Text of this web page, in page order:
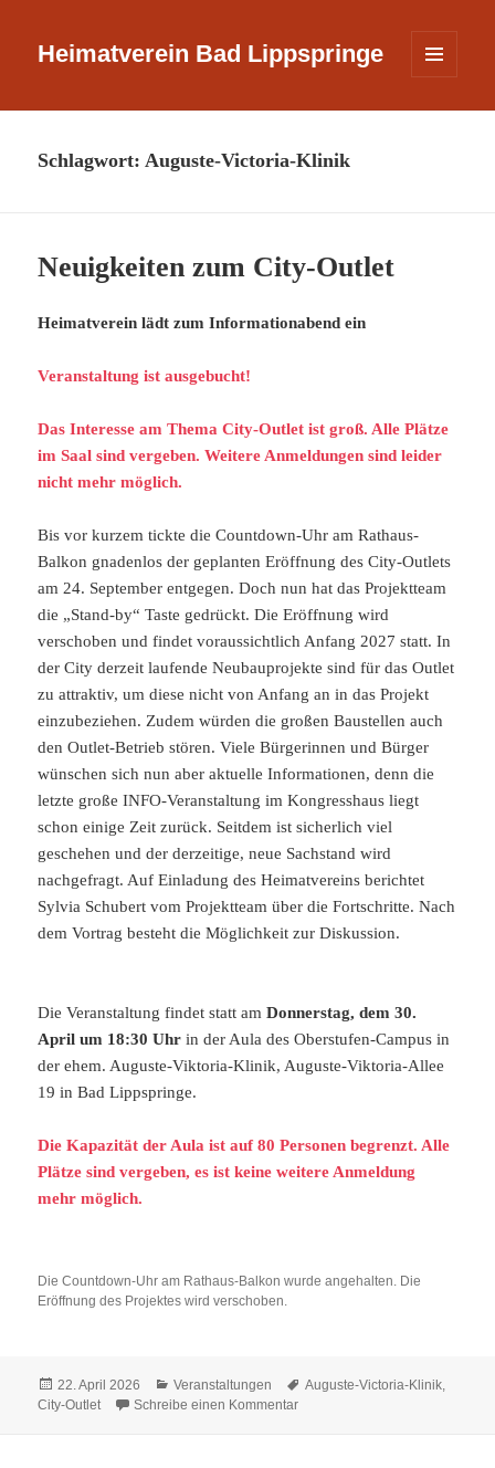
Heimatverein Bad Lippspringe
WIDGETS
Schlagwort:Auguste-Victoria-Klinik
Neuigkeiten zum City-Outlet
Heimatverein lädt zum Informationabend ein
Veranstaltung ist ausgebucht!
Das Interesse am Thema City-Outlet ist groß. Alle Plätze
im Saal sind vergeben. Weitere Anmeldungen sind leider
nicht mehr möglich.
Bis vor kurzem tickte die Countdown-Uhr am Rathaus-
Balkon gnadenlos der geplanten Eröffnung des City-Outlets
am 24. September entgegen. Doch nun hat das Projektteam
die „Stand-by“ Taste gedrückt. Die Eröffnung wird
verschoben und findet voraussichtlich Anfang 2027 statt. In
der City derzeit laufende Neubauprojekte sind für das Outlet
zu attraktiv, um diese nicht von Anfang an in das Projekt
einzubeziehen. Zudem würden die großen Baustellen auch
den Outlet-Betrieb stören. Viele Bürgerinnen und Bürger
wünschen sich nun aber aktuelle Informationen, denn die
letzte große INFO-Veranstaltung im Kongresshaus liegt
schon einige Zeit zurück. Seitdem ist sicherlich viel
geschehen und der derzeitige, neue Sachstand wird
nachgefragt. Auf Einladung des Heimatvereins berichtet
Sylvia Schubert vom Projektteam über die Fortschritte. Nach
dem Vortrag besteht die Möglichkeit zur Diskussion.
Die Veranstaltung findet statt amDonnerstag, dem 30.
April um 18:30 Uhr in der Aula des Oberstufen-Campus in
der ehem. Auguste-Viktoria-Klinik, Auguste-Viktoria-Allee
19 in Bad Lippspringe.
Die Kapazität der Aula ist auf 80 Personen begrenzt. Alle
Plätze sind vergeben, es ist keine weitere Anmeldung
mehr möglich.
Die Countdown-Uhr am Rathaus-Balkon wurde angehalten. Die
Eröffnung des Projektes wird verschoben.
Veröffentlicht
am
22. April 2026 Kategorien
Veranstaltungen Schlagwörter
Auguste-Victoria-Klinik,
City-Outlet
Schreibe einen Kommentarzu Neuigkeiten zum City-Outlet